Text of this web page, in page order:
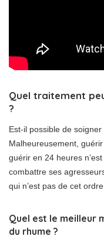
Quel traitement
?
Est-il possible de
Malheureusement,
guérir en 24 heures
combattre ses
qui n’est pas de cet ordre.
Quel est le meilleur
du rhume ?